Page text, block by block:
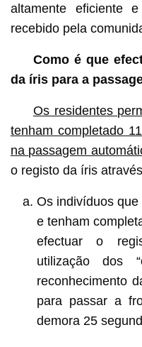
altamente eficiente
recebido pela
Como é que
da íris para a
Os residentes
tenham completado
na passagem
o registo da íris
Os indivíduos
e tenham
efectuar o
utilização dos
reconhecimento
para passar a
demora 25